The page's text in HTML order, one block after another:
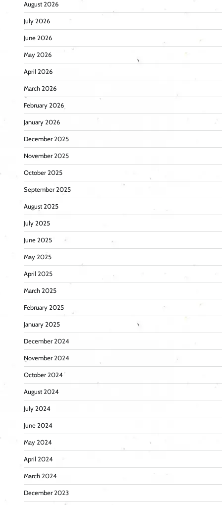
August 2026
July 2026
June 2026
May 2026
April 2026
March 2026
February 2026
January 2026
December 2025
November 2025
October 2025
September 2025
August 2025
July 2025
June 2025
May 2025
April 2025
March 2025
February 2025
January 2025
December 2024
November 2024
October 2024
August 2024
July 2024
June 2024
May 2024
April 2024
March 2024
December 2023